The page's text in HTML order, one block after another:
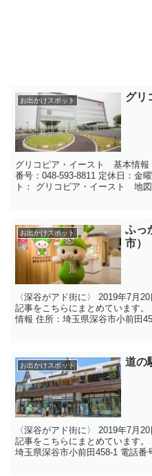
お出かけスポット グリ
グリコピア・イースト 基本情報 住
番号：048-593-8811 定休日：金曜、お盆休み、年末年始 公式サイ
ト： グリコピア・イースト 地図 スマホでは地図の移動や縮尺の変
お出かけスポット
ふっ
市）
〈深谷がアド街に〉 2019年7月
記事をこちらにまとめています。 ふっかちゃんミュージアム 基本
情報 住所：埼玉県深谷市小前田
お出かけスポット 道の
〈深谷がアド街に〉 2019年7月
記事をこちらにまとめています。 道の駅はなぞの 基本情報 住所：